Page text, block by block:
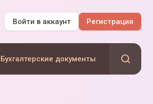
Войти в аккаунт Регистрация
Бухгалтерские документы